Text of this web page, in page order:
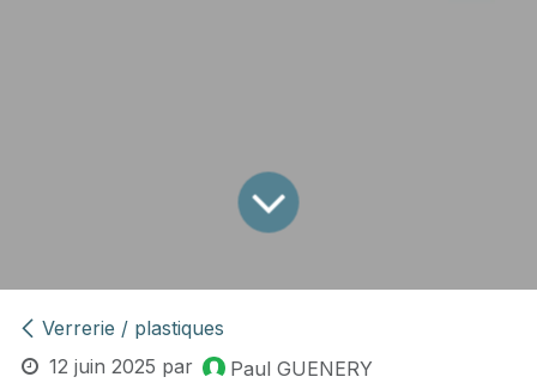
Verrerie / plastiques
12 juin 2025 par Paul GUENERY